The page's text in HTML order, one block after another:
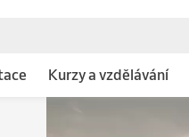
Kurzy a vzdělávání